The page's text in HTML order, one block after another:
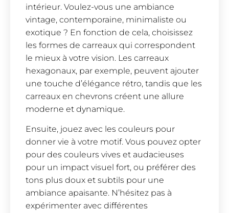
intérieur. Voulez-vous une ambiance
vintage, contemporaine, minimaliste ou
exotique ? En fonction de cela, choisissez
les formes de carreaux qui correspondent
le mieux à votre vision. Les carreaux
hexagonaux, par exemple, peuvent ajouter
une touche d’élégance rétro, tandis que les
carreaux en chevrons créent une allure
moderne et dynamique.
Ensuite, jouez avec les couleurs pour
donner vie à votre motif. Vous pouvez opter
pour des couleurs vives et audacieuses
pour un impact visuel fort, ou préférer des
tons plus doux et subtils pour une
ambiance apaisante. N’hésitez pas à
expérimenter avec différentes